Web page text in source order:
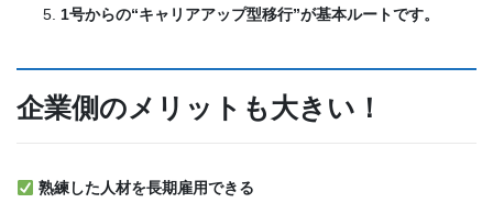
1号からの“キャリアアップ型移行”が基本ルートです。
企業側のメリットも大きい！
熟練した人材を長期雇用できる